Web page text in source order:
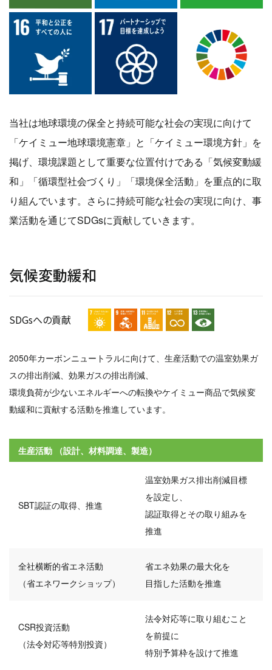
当社は地球環境の保全と持続可能な社会の実現に向けて
「ケイミュー地球環境憲章」と「ケイミュー環境方針」を
掲げ、環境課題として重要な位置付けである「気候変動緩
和」「循環型社会づくり」「環境保全活動」を重点的に取
り組んでいます。さらに持続可能な社会の実現に向け、事
業活動を通じてSDGsに貢献していきます。
気候変動緩和
SDGsへの貢献
2050年カーボンニュートラルに向けて、生産活動での温室効果ガ
スの排出削減、効果ガスの排出削減、
環境負荷が少ないエネルギーへの転換やケイミュー商品で気候変
動緩和に貢献する活動を推進しています。
生産活動 （設計、材料調達、製造）
SBT認証の取得、推進
温室効果ガス排出削減目標
を設定し、
認証取得とその取り組みを
推進
全社横断的省エネ活動
（省エネワークショップ）
省エネ効果の最大化を
目指した活動を推進
CSR投資活動
（法令対応等特別投資）
法令対応等に取り組むこと
を前提に
特別予算枠を設けて推進